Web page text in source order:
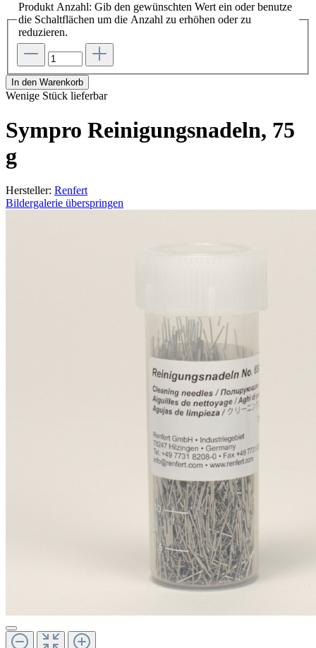
Produkt Anzahl: Gib den gewünschten Wert ein oder benutze
die Schaltflächen um die Anzahl zu erhöhen oder zu
reduzieren.
In den Warenkorb
Wenige Stück lieferbar
Sympro Reinigungsnadeln, 75
g
Hersteller: Renfert
Bildergalerie überspringen